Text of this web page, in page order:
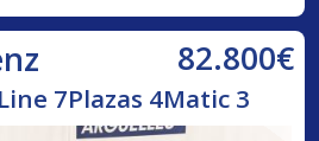
82.800€
7Plazas 4Matic 3